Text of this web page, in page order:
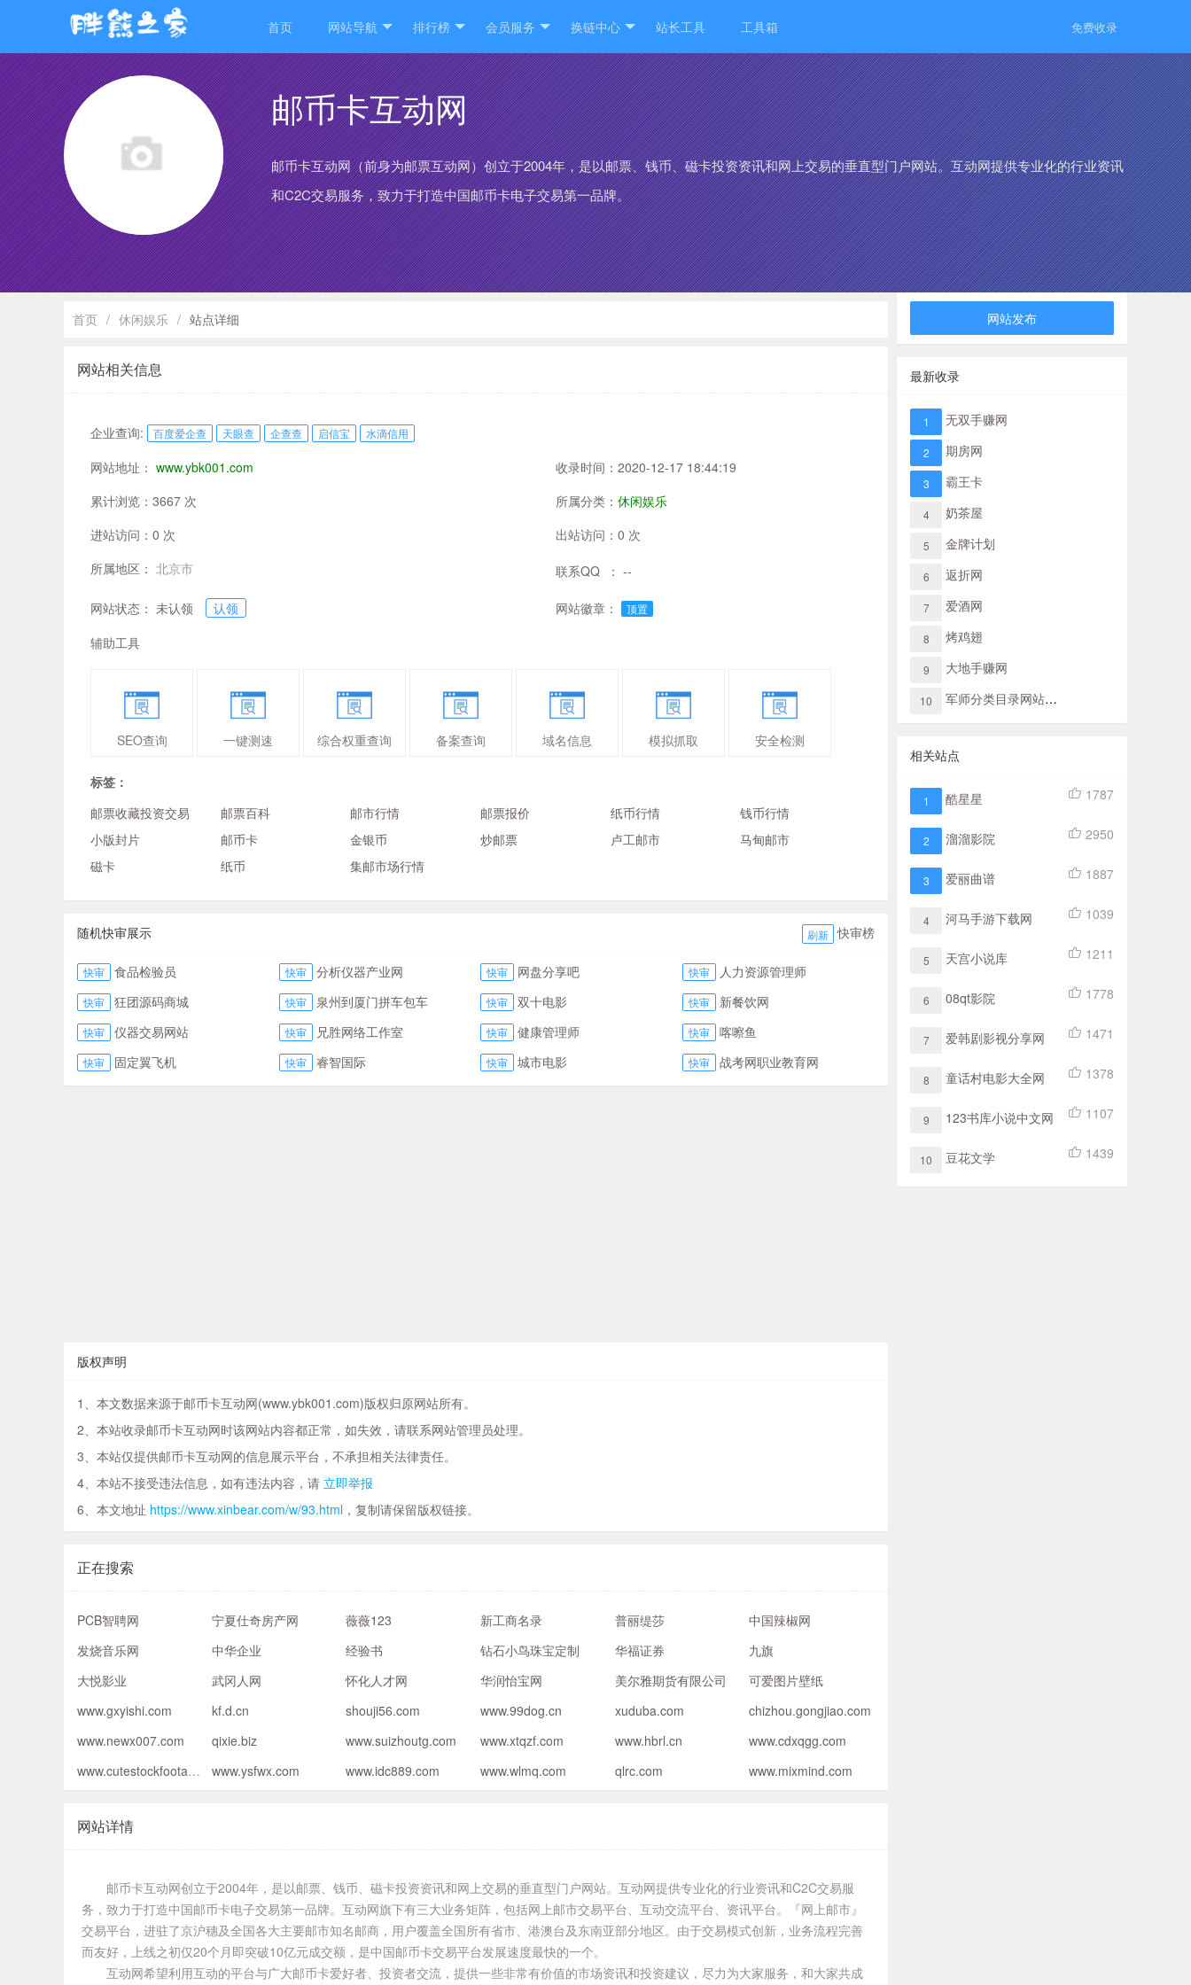
首页 网站导航 排行榜 会员服务 换链中心 站长工具 工具箱 免费收录
邮币卡互动网
邮币卡互动网（前身为邮票互动网）创立于2004年，是以邮票、钱币、磁卡投资资讯和网上交易的垂直型门户网站。互动网提供专业化的行业资讯
和C2C交易服务，致力于打造中国邮币卡电子交易第一品牌。
首页 / 休闲娱乐 / 站点详细
网站相关信息
企业查询: 百度爱企查 天眼查 企查查 启信宝 水滴信用
网站地址： www.ybk001.com
收录时间：2020-12-17 18:44:19
累计浏览：3667 次
所属分类： 休闲娱乐
进站访问：0 次
出站访问：0 次
所属地区： 北京市 联系QQ ： --
网站状态： 未认领 认领 网站徽章： 顶置
辅助工具
SEO查询 一键测速 综合权重查询 备案查询 域名信息 模拟抓取 安全检测
标签：
邮票收藏投资交易
邮票百科 邮市行情 邮票报价 纸币行情
钱币行情
小版封片
邮币卡 金银币 炒邮票 卢工邮市
马甸邮市
磁卡
纸币 集邮市场行情
随机快审展示 刷新 快审榜
快审 食品检验员 快审 分析仪器产业网 快审 网盘分享吧 快审 人力资源管理师
快审 狂团源码商城 快审 泉州到厦门拼车包车 快审 双十电影 快审 新餐饮网
快审 仪器交易网站 快审 兄胜网络工作室 快审 健康管理师 快审 喀嚓鱼
快审 固定翼飞机 快审 睿智国际 快审 城市电影 快审 战考网职业教育网
版权声明
1、本文数据来源于邮币卡互动网(www.ybk001.com)版权归原网站所有。
2、本站收录邮币卡互动网时该网站内容都正常，如失效，请联系网站管理员处理。
3、本站仅提供邮币卡互动网的信息展示平台，不承担相关法律责任。
4、本站不接受违法信息，如有违法内容，请 立即举报
6、本文地址 https://www.xinbear.com/w/93.html ，复制请保留版权链接。
正在搜索
PCB智聘网 宁夏仕奇房产网 薇薇123 新工商名录 普丽缇莎
中国辣椒网
发烧音乐网
中华企业 经验书 钻石小鸟珠宝定制 华福证券
九旗
大悦影业
武冈人网 怀化人才网 华润怡宝网 美尔雅期货有限公司
可爱图片壁纸
www.gxyishi.com
kf.d.cn shouji56.com www.99dog.cn xuduba.com
chizhou.gongjiao.com
www.newx007.com
qixie.biz www.suizhoutg.com www.xtqzf.com www.hbrl.cn
www.cdxqgg.com
www.cutestockfootage.com
www.ysfwx.com www.idc889.com www.wlmq.com qlrc.com www.mixmind.com
网站详情
邮币卡互动网创立于2004年，是以邮票、钱币、磁卡投资资讯和网上交易的垂直型门户网站。互动网提供专业化的行业资讯和C2C交易服
务，致力于打造中国邮币卡电子交易第一品牌。互动网旗下有三大业务矩阵，包括网上邮市交易平台、互动交流平台、资讯平台。『网上邮市』
交易平台，进驻了京沪穗及全国各大主要邮市知名邮商，用户覆盖全国所有省市、港澳台及东南亚部分地区。由于交易模式创新，业务流程完善
而友好，上线之初仅20个月即突破10亿元成交额，是中国邮币卡交易平台发展速度最快的一个。
互动网希望利用互动的平台与广大邮币卡爱好者、投资者交流，提供一些非常有价值的市场资讯和投资建议，尽力为大家服务，和大家共成
网站发布
最新收录
1 无双手赚网
2 期房网
3 霸王卡
4 奶茶屋
5 金牌计划
6 返折网
7 爱酒网
8 烤鸡翅
9 大地手赚网
10 军师分类目录网站导航
相关站点
1 酷星星 1787
2 溜溜影院 2950
3 爱丽曲谱 1887
4 河马手游下载网 1039
5 天宫小说库 1211
6 08qt影院 1778
7 爱韩剧影视分享网 1471
8 童话村电影大全网 1378
9 123书库小说中文网 1107
10 豆花文学 1439